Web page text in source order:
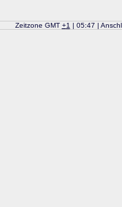
Zeitzone GMT +1 | 05:47 |